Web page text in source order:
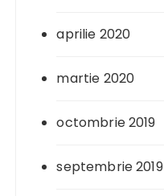
aprilie 2020
martie 2020
octombrie 2019
septembrie 2019